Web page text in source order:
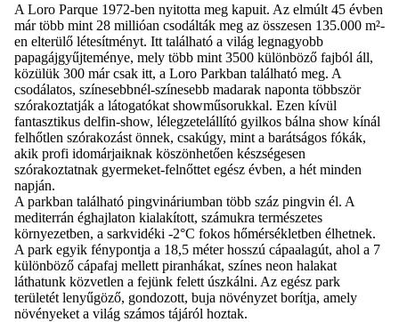
A Loro Parque 1972-ben nyitotta meg kapuit. Az elmúlt 45 évben
már több mint 28 millióan csodálták meg az összesen 135.000 m²-
en elterülő létesítményt. Itt található a világ legnagyobb
papagájgyűjteménye, mely több mint 3500 különböző fajból áll,
közülük 300 már csak itt, a Loro Parkban található meg. A
csodálatos, színesebbnél-színesebb madarak naponta többször
szórakoztatják a látogatókat showműsorukkal. Ezen kívül
fantasztikus delfin-show, lélegzetelállító gyilkos bálna show kínál
felhőtlen szórakozást önnek, csakúgy, mint a barátságos fókák,
akik profi idomárjaiknak köszönhetően készségesen
szórakoztatnak gyermeket-felnőttet egész évben, a hét minden
napján.
A parkban található pingvináriumban több száz pingvin él. A
mediterrán éghajlaton kialakított, számukra természetes
környezetben, a sarkvidéki -2°C fokos hőmérsékletben élhetnek.
A park egyik fénypontja a 18,5 méter hosszú cápaalagút, ahol a 7
különböző cápafaj mellett piranhákat, színes neon halakat
láthatunk közvetlen a fejünk felett úszkálni. Az egész park
területét lenyűgöző, gondozott, buja növényzet borítja, amely
növényeket a világ számos tájáról hoztak.